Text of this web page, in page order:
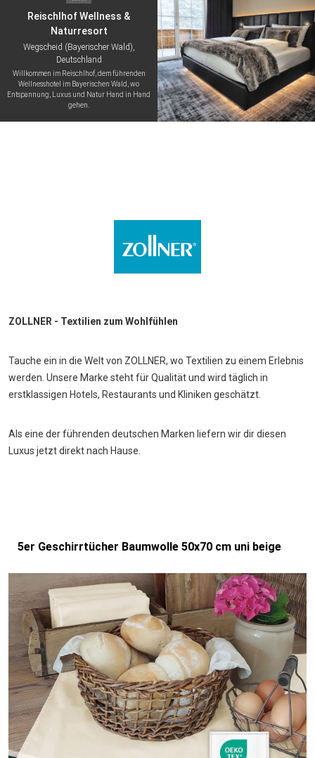
Reischlhof Wellness &
Naturresort
Wegscheid (Bayerischer Wald),
Deutschland
Willkommen im Reischlhof, dem führenden
Wellnesshotel im Bayerischen Wald, wo
Entspannung, Luxus und Natur Hand in Hand
gehen.
ZOLLNER - Textilien zum Wohlfühlen
Tauche ein in die Welt von ZOLLNER, wo Textilien zu einem Erlebnis
werden. Unsere Marke steht für Qualität und wird täglich in
erstklassigen Hotels, Restaurants und Kliniken geschätzt.
Als eine der führenden deutschen Marken liefern wir dir diesen
Luxus jetzt direkt nach Hause.
5er Geschirrtücher Baumwolle 50x70 cm uni beige